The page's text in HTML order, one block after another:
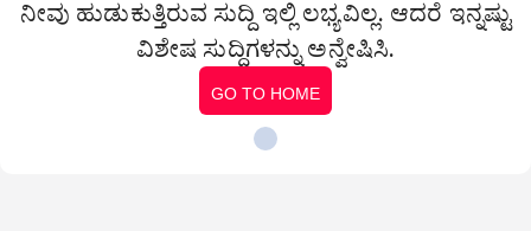
ನೀವು ಹುಡುಕುತ್ತಿರುವ ಸುದ್ದಿ ಇಲ್ಲಿ ಲಭ್ಯವಿಲ್ಲ. ಆದರೆ ಇನ್ನಷ್ಟು
ವಿಶೇಷ ಸುದ್ದಿಗಳನ್ನು ಅನ್ವೇಷಿಸಿ.
GO TO HOME